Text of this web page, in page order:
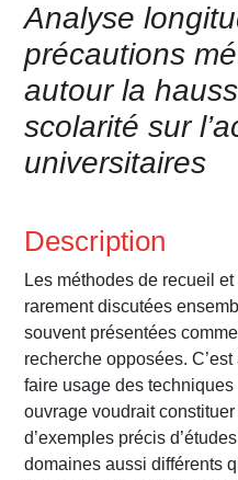
Analyse
précautions
autour la
scolarité sur
universitaires
Description
Les méthodes de recueil
rarement discutées
souvent présentées
recherche opposées.
faire usage des
ouvrage voudrait
d’exemples précis
domaines aussi différents